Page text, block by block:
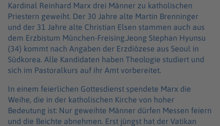
Kardinal Reinhard Marx drei Männer zu katholischen
Priestern geweiht. Der 30 Jahre alte Martin Brenninger
und der 31 Jahre alte Christian Elsen stammen auch aus
dem Erzbistum München-Freising.Jeong Stephan Hyunsu
(34) kommt nach Angaben der Erzdiözese aus Seoul in
Südkorea. Alle Kandidaten haben Theologie studiert und
sich im Pastoralkurs auf ihr Amt vorbereitet.
In einem feierlichen Gottesdienst spendete Marx die
Weihe, die in der katholischen Kirche von hoher
Bedeutung ist: Nur geweihte Männer dürfen Messen feiern
und die Beichte abnehmen. Erst jüngst hat der Vatikan